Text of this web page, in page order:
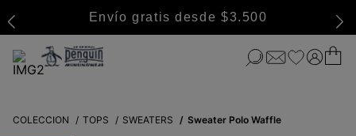
Envío gratis desde $3.500
COLECCION TOPS SWEATERS Sweater Polo Waffle